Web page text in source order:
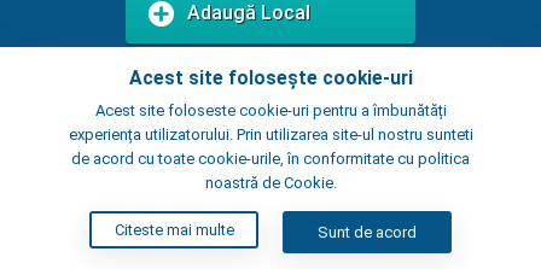
Acest site folosește cookie-uri
Acest site foloseste cookie-uri pentru a îmbunătăți
experiența utilizatorului. Prin utilizarea site-ul nostru sunteti
de acord cu toate cookie-urile, în conformitate cu politica
noastră de Cookie.
Citeste mai multe Sunt de acord
Adaugă Local